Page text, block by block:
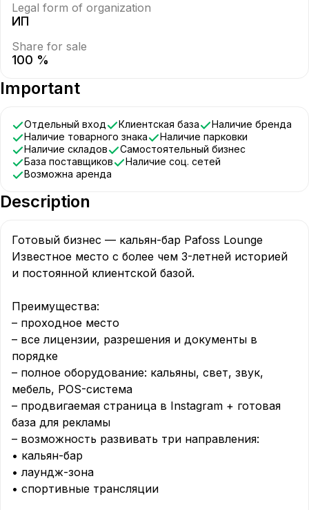
Legal form of organization
ИП
Share for sale
100 %
Important
Отдельный вход Клиентская база
Наличие бренда
Наличие товарного знака
Наличие парковки
Наличие складов
Самостоятельный бизнес
База поставщиков
Наличие соц. сетей
Возможна аренда
Description
Готовый бизнес — кальян-бар Pafoss Lounge
Известное место с более чем 3-летней историей
и постоянной клиентской базой.
Преимущества:
– проходное место
– все лицензии, разрешения и документы в
порядке
– полное оборудование: кальяны, свет, звук,
мебель, POS-система
– продвигаемая страница в Instagram + готовая
база для рекламы
– возможность развивать три направления:
• кальян-бар
• лаундж-зона
• спортивные трансляции